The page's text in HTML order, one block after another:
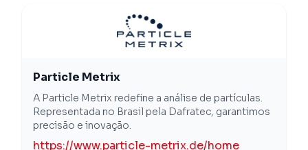
Particle Metrix
A Particle Metrix redefine a análise de partículas.
Representada no Brasil pela Dafratec, garantimos
precisão e inovação.
https://www.particle-metrix.de/home